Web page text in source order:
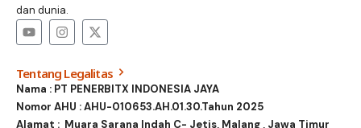
dan dunia.
Tentang Legalitas
Nama : PT PENERBITX INDONESIA JAYA
Nomor AHU : AHU-010653.AH.01.30.Tahun 2025
Alamat : Muara Sarana Indah C- Jetis, Malang , Jawa Timur